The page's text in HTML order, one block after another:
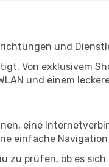
und
Von exklusivem
und einem
eine
einfache
zu prüfen, ob es